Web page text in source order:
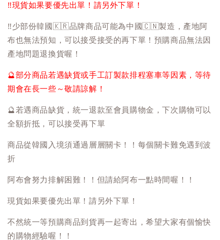
‼️現貨如果要優先出單！請另外下單！
‼️少部份韓國 🇰🇷品牌商品可能為中國🇨🇳製造，產地阿
布也無法預知，可以接受接受的再下單！預購商品無法因
產地問題退換貨喔！
🔮部分商品若遇缺貨或手工訂製款排程塞車等因素，等待
期會在長一些～敬請諒解！
🔮 若遇商品缺貨，統一退款至會員購物金，下次購物可以
全額折抵，可以接受再下單
商品從韓國入境須通過層層關卡！！每個關卡難免遇到波
折
阿布會努力排解困難！！但請給阿布一點時間喔！！
現貨如果要優先出單！請另外下單！
不然統一等預購商品到貨再一起寄出，希望大家有個愉快
的購物經驗喔！！